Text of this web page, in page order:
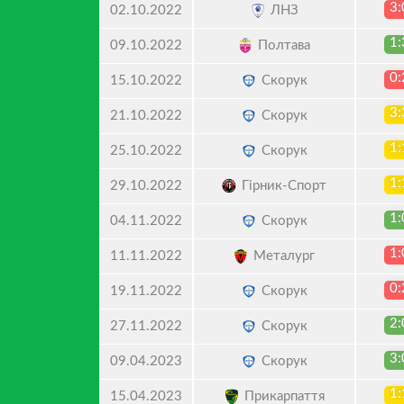
02.10.2022 ЛНЗ
09.10.2022 Полтава
15.10.2022 Скорук
21.10.2022 Скорук
25.10.2022 Скорук
29.10.2022 Гірник-Спорт
04.11.2022 Скорук
11.11.2022 Металург
19.11.2022 Скорук
27.11.2022 Скорук
09.04.2023 Скорук
15.04.2023 Прикарпаття